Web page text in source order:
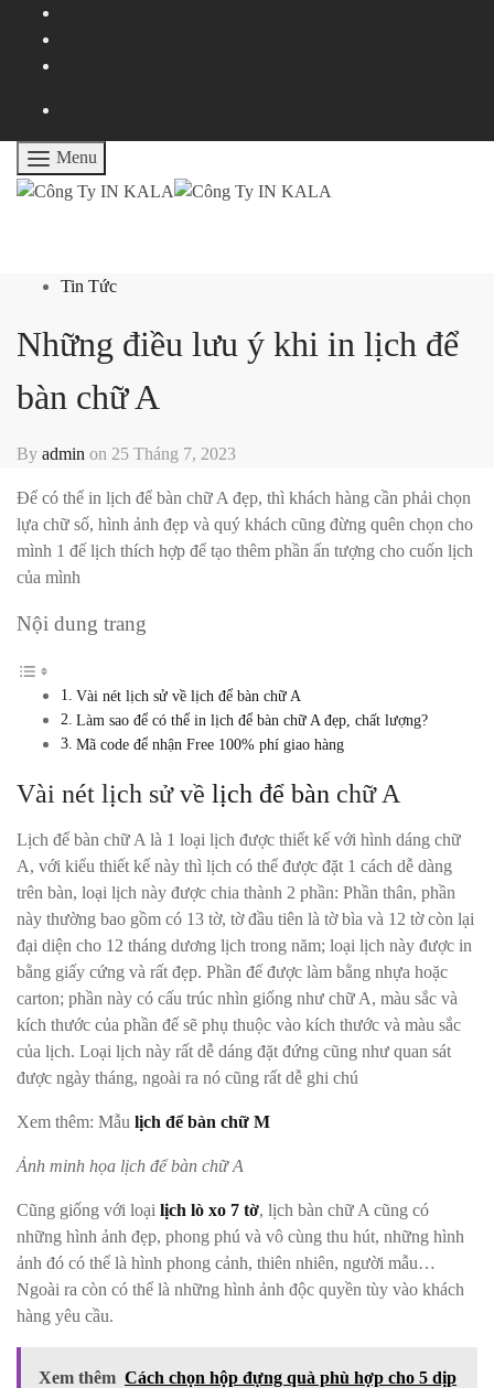
Menu
Tin Tức
Những điều lưu ý khi in lịch để
bàn chữ A
By admin on 25 Tháng 7, 2023
Để có thể in lịch để bàn chữ A đẹp, thì khách hàng cần phải chọn
lựa chữ số, hình ảnh đẹp và quý khách cũng đừng quên chọn cho
mình 1 đế lịch thích hợp để tạo thêm phần ấn tượng cho cuốn lịch
của mình
Nội dung trang
Vài nét lịch sử về lịch để bàn chữ A
Làm sao để có thể in lịch để bàn chữ A đẹp, chất lượng?
Mã code để nhận Free 100% phí giao hàng
Vài nét lịch sử về lịch để bàn chữ A
Lịch để bàn chữ A là 1 loại lịch được thiết kế với hình dáng chữ
A, với kiểu thiết kế này thì lịch có thể được đặt 1 cách dễ dàng
trên bàn, loại lịch này được chia thành 2 phần: Phần thân, phần
này thường bao gồm có 13 tờ, tờ đầu tiên là tờ bìa và 12 tờ còn lại
đại diện cho 12 tháng dương lịch trong năm; loại lịch này được in
bằng giấy cứng và rất đẹp. Phần đế được làm bằng nhựa hoặc
carton; phần này có cấu trúc nhìn giống như chữ A, màu sắc và
kích thước của phần đế sẽ phụ thuộc vào kích thước và màu sắc
của lịch. Loại lịch này rất dễ dáng đặt đứng cũng như quan sát
được ngày tháng, ngoài ra nó cũng rất dễ ghi chú
Xem thêm: Mẫu lịch để bàn chữ M
Ảnh minh họa lịch để bàn chữ A
Cũng giống với loại lịch lò xo 7 tờ, lịch bàn chữ A cũng có
những hình ảnh đẹp, phong phú và vô cùng thu hút, những hình
ảnh đó có thể là hình phong cảnh, thiên nhiên, người mẫu…
Ngoài ra còn có thể là những hình ảnh độc quyền tùy vào khách
hàng yêu cầu.
Xem thêm Cách chọn hộp đựng quà phù hợp cho 5 dịp